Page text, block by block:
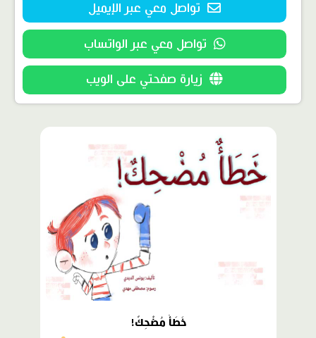
تواصل معي عبر الإيميل
تواصل معي عبر الواتساب
زيارة صفحتي على الويب
مميّز
خَطَأٌ مُضْحِكٌ!